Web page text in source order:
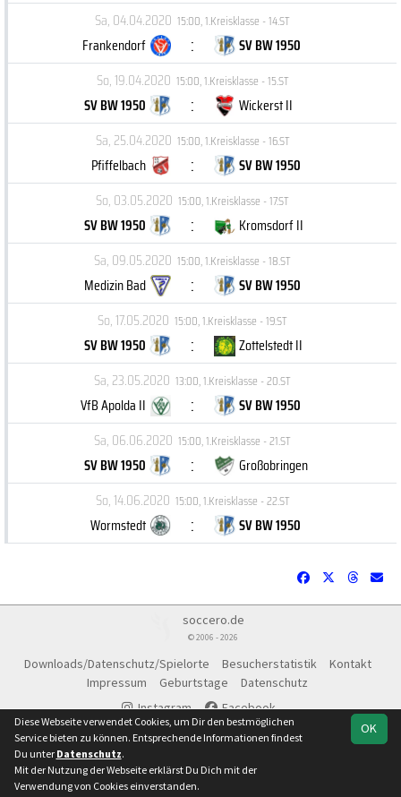
Team 1.Kreisklasse
Sa, 04.04.2020 15:00,1.Kreisklasse - 14.ST
Frankendorf :
SV BW 1950
So, 19.04.2020 15:00,1.Kreisklasse - 15.ST
SV BW 1950 :
Wickerst II
Sa, 25.04.2020 15:00,1.Kreisklasse - 16.ST
Pfiffelbach :
SV BW 1950
So, 03.05.2020 15:00,1.Kreisklasse - 17.ST
SV BW 1950 :
Kromsdorf II
Sa, 09.05.2020 15:00,1.Kreisklasse - 18.ST
Medizin Bad :
SV BW 1950
So, 17.05.2020 15:00,1.Kreisklasse - 19.ST
SV BW 1950 :
Zottelstedt II
Sa, 23.05.2020 13:00,1.Kreisklasse - 20.ST
VfB Apolda II :
SV BW 1950
Sa, 06.06.2020 15:00,1.Kreisklasse - 21.ST
SV BW 1950 :
Großobringen
So, 14.06.2020 15:00,1.Kreisklasse - 22.ST
Wormstedt : SV BW 1950
soccero.de
© 2006 - 2026
Downloads/Datenschutz/Spielorte Besucherstatistik
Kontakt
Impressum
Geburtstage
Datenschutz
Instagram
Facebook
OK
Diese Webseite verwendet Cookies, um Dir den bestmöglichen
Service bieten zu können. Entsprechende Informationen findest
Du unter Datenschutz.
Mit der Nutzung der Webseite erklärst Du Dich mit der
Verwendung von Cookies einverstanden.